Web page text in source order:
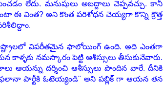
లేదు. మనుషులు అబద్దాలు చెప్పవచ్చు. కానీ
ఈ వింత? అని కొంత పరిశోధన చెయ్యగా కొన్ని క్రొత్త
విపరీతమైన ఫాలోయింగ్ ఉంది. అది ఎంతగా
నమస్కారం పెట్టి ఆశీస్సులు తీసుకునేవారు.
ఆయన్ను దర్శించి ఆశీస్సులు పొందిన వారే. దీనికి
పార్టీకి ఓటెయ్యండి" అని పబ్లిక్ గా ఆయన తన